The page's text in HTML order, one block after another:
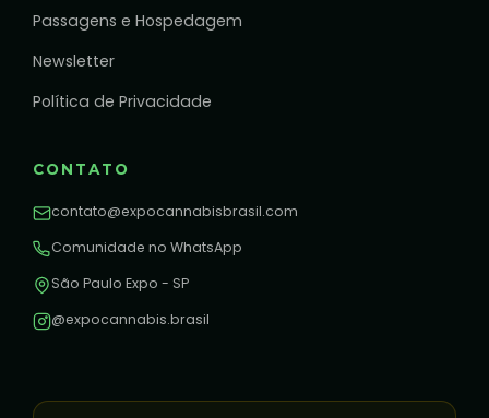
Passagens e Hospedagem
Newsletter
Política de Privacidade
CONTATO
contato@expocannabisbrasil.com
Comunidade no WhatsApp
São Paulo Expo - SP
@expocannabis.brasil